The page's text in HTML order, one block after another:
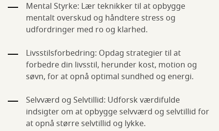
Mental Styrke: Lær teknikker til at opbygge
mentalt overskud og håndtere stress og
udfordringer med ro og klarhed.
Livsstilsforbedring: Opdag strategier til at
forbedre din livsstil, herunder kost, motion og
søvn, for at opnå optimal sundhed og energi.
Selvværd og Selvtillid: Udforsk værdifulde
indsigter om at opbygge selvværd og selvtillid for
at opnå større selvtillid og lykke.